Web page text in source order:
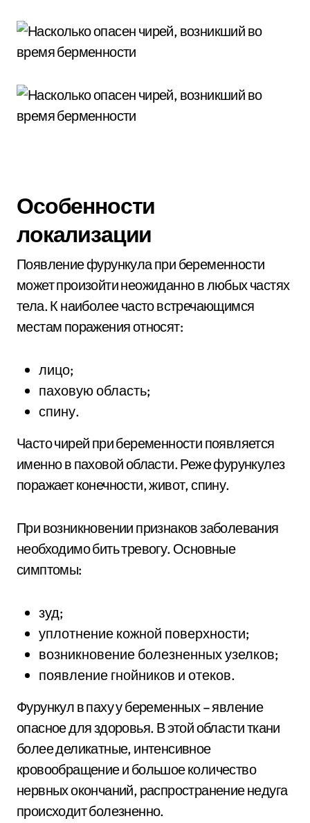
Особенности
локализации
Появление фурункула при беременности
может произойти неожиданно в любых частях
тела. К наиболее часто встречающимся
местам поражения относят:
лицо;
паховую область;
спину.
Часто чирей при беременности появляется
именно в паховой области. Реже фурункулез
поражает конечности, живот, спину.
При возникновении признаков заболевания
необходимо бить тревогу. Основные
симптомы:
зуд;
уплотнение кожной поверхности;
возникновение болезненных узелков;
появление гнойников и отеков.
Фурункул в паху у беременных – явление
опасное для здоровья. В этой области ткани
более деликатные, интенсивное
кровообращение и большое количество
нервных окончаний, распространение недуга
происходит болезненно.